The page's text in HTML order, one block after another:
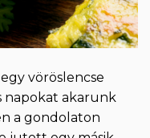
vöröslencse
napokat akarunk
a gondolaton